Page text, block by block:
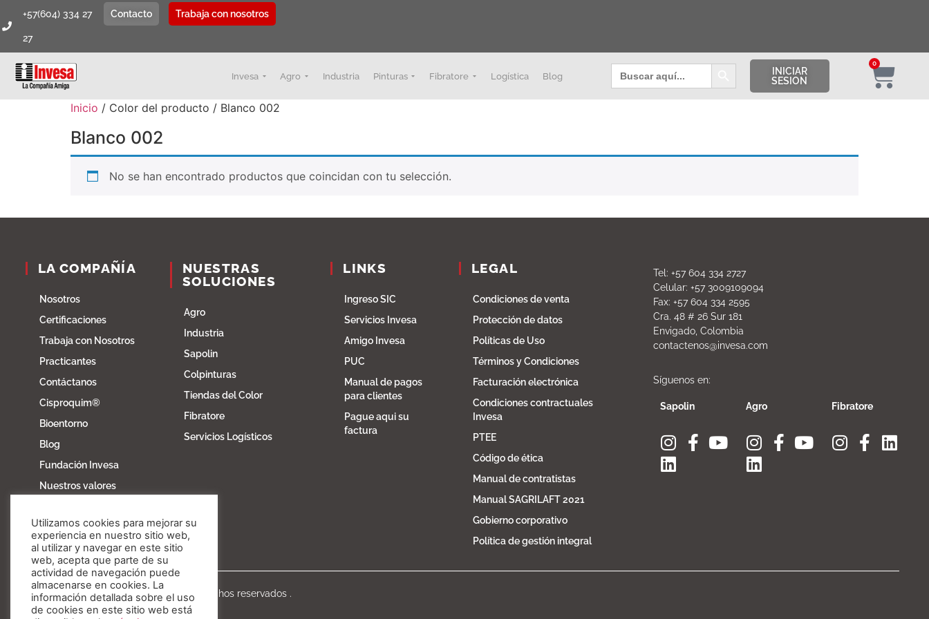
+57(604) 334 27
27
Contacto Trabaja con nosotros
Invesa Agro Industria Pinturas Fibratore Logística Blog
Buscar: Botón de búsqueda
INICIAR
SESION
0
Inicio / Color del producto / Blanco 002
Blanco 002
No se han encontrado productos que coincidan con tu selección.
LA COMPAÑÍA
Nosotros
Certificaciones
Trabaja con Nosotros
Practicantes
Contáctanos
Cisproquim®
Bioentorno
Blog
Fundación Invesa
Nuestros valores
NUESTRAS
SOLUCIONES
Agro
Industria
Sapolin
Colpinturas
Tiendas del Color
Fibratore
Servicios Logísticos
LINKS
Ingreso SIC
Servicios Invesa
Amigo Invesa
PUC
Manual de pagos
para clientes
Pague aqui su
factura
LEGAL
Condiciones de venta
Protección de datos
Políticas de Uso
Términos y Condiciones
Facturación electrónica
Condiciones contractuales
Invesa
PTEE
Código de ética
Manual de contratistas
Manual SAGRILAFT 2021
Gobierno corporativo
Política de gestión integral
Tel: +57 604 334 2727
Celular: +57 3009109094
Fax: +57 604 334 2595
Cra. 48 # 26 Sur 181
Envigado, Colombia
contactenos@invesa.com
Síguenos en:
Sapolin Agro Fibratore
Copyright © Invesa 2020. Todos los derechos reservados .
Utilizamos cookies para mejorar su
experiencia en nuestro sitio web,
al utilizar y navegar en este sitio
web, acepta que parte de su
actividad de navegación puede
almacenarse en cookies. La
información detallada sobre el uso
de cookies en este sitio web está